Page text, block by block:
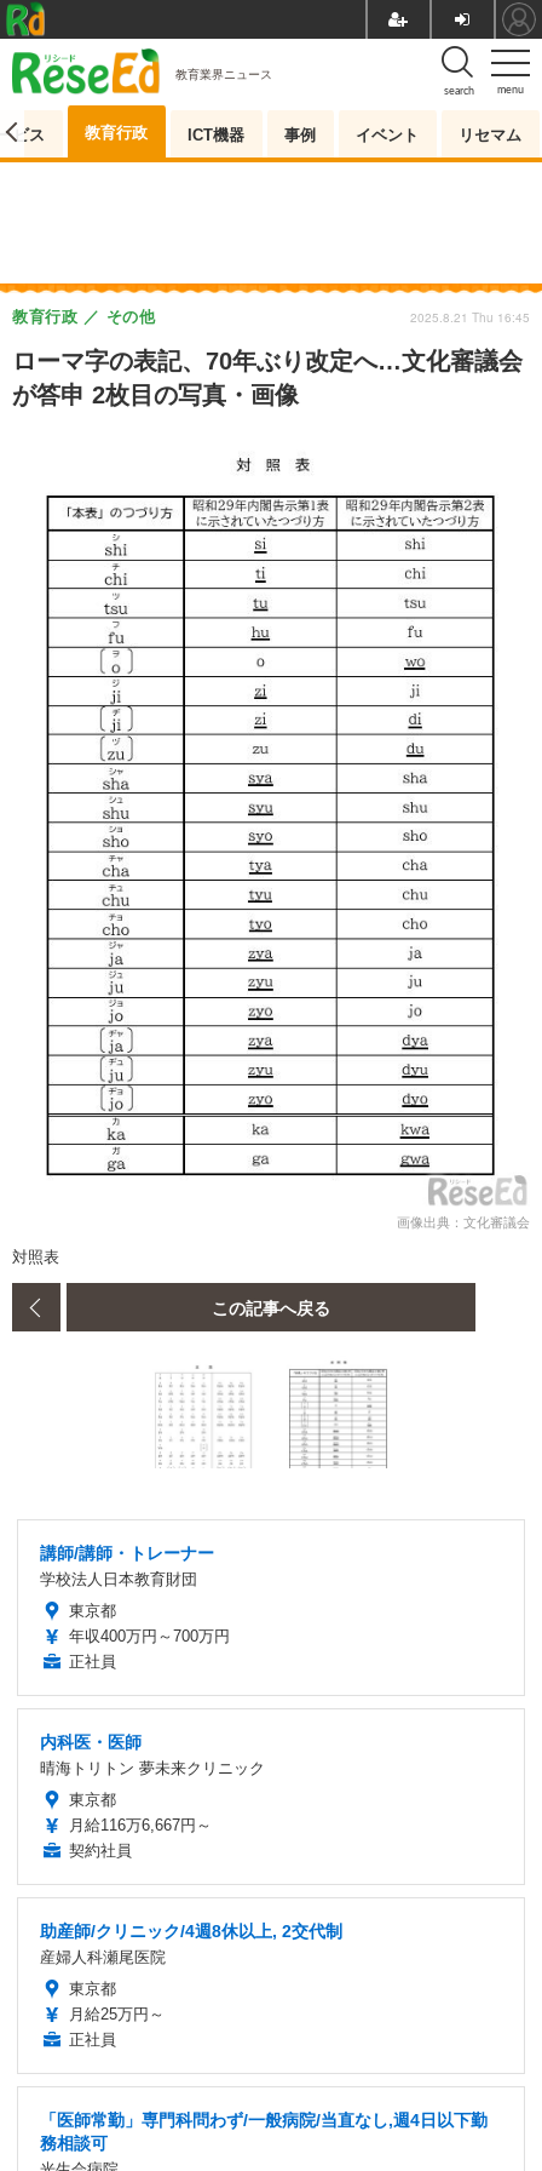
menu
search
教育業界ニュース
ビス 教育行政 ICT機器 事例 イベント リセマム
ローマ字の表記、70年ぶり改定へ…文化審議会
が答申 2枚目の写真・画像
教育行政 その他 2025.8.21 Thu 16:45
画像出典：文化審議会
対照表
この記事へ戻る
講師/講師・トレーナー
学校法人日本教育財団
東京都
年収400万円～700万円
正社員
内科医・医師
晴海トリトン 夢未来クリニック
東京都
月給116万6,667円～
契約社員
助産師/クリニック/4週8休以上, 2交代制
産婦人科瀬尾医院
東京都
月給25万円～
正社員
「医師常勤」専門科問わず/一般病院/当直なし,週4日以下勤
務相談可